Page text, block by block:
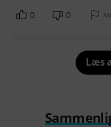
0 0
Læs